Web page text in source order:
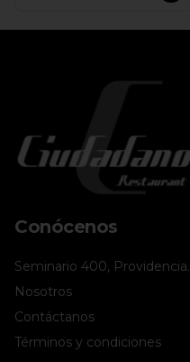
Conócenos
Seminario 400, Providencia.
Nosotros
Contáctanos
Términos y condiciones